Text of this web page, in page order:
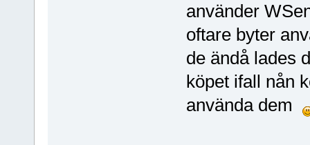
använder
oftare byter
de ändå lades
köpet ifall nån
använda dem